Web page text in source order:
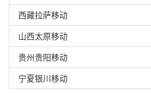
西藏拉萨移动
山西太原移动
贵州贵阳移动
宁夏银川移动